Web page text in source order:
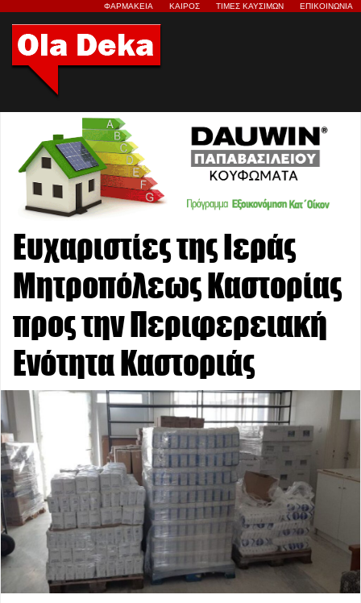
ΦΑΡΜΑΚΕΙΑ ΚΑΙΡΟΣ ΤΙΜΕΣ ΚΑΥΣΙΜΩΝ ΕΠΙΚΟΙΝΩΝΙΑ
Ευχαριστίες της Ιεράς
Μητροπόλεως Καστορίας
προς την Περιφερειακή
Ενότητα Καστοριάς